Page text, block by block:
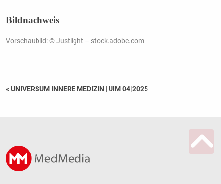
Bildnachweis
Vorschaubild: © Justlight – stock.adobe.com
« UNIVERSUM INNERE MEDIZIN |UIM 04|2025